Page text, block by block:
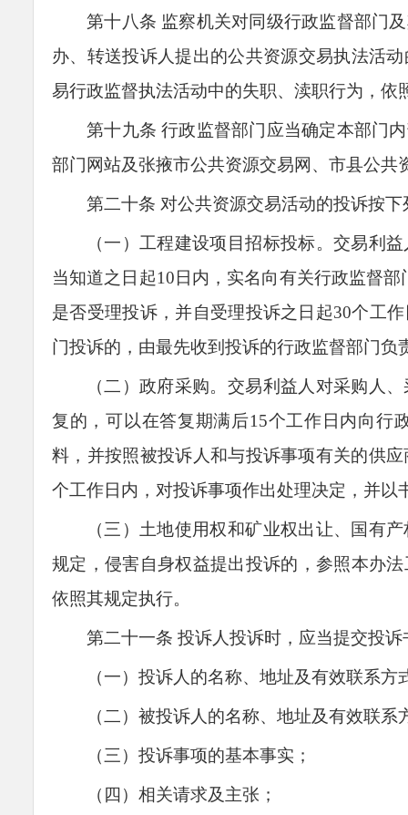
第十八条 监察机关对同级行政监督部门
办、转送投诉人提出的公共资源交易执法活
易行政监督执法活动中的失职、渎职行为，依
第十九条 行政监督部门应当确定本部门
部门网站及张掖市公共资源交易网、 市县公共
第二十条 对公共资源交易活动的投诉按
（一）工程建设项目招标投标。交易利
当知道之日起10日内，实名向有关行政监督
是否受理投诉，并自受理投诉之日起30个工
门投诉的，由最先收到投诉的行政监督部门负
（二）政府采购。交易利益人对采购人
复的，可以在答复期满后15个工作日内向行
料，并按照被投诉人和与投诉事项有关的供
个工作日内，对投诉事项作出处理决定，并
（三）土地使用权和矿业权出让、国有
规定，侵害自身权益提出投诉的，参照本办
依照其规定执行。
第二十一条 投诉人投诉时，应当提交投
（一）投诉人的名称、地址及有效联系方
（二）被投诉人的名称、地址及有效联系
（三）投诉事项的基本事实；
（四）相关请求及主张；